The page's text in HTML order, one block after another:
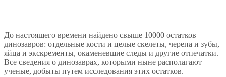
До настоящего времени найдено свыше 10000 остатков
динозавров: отдельные кости и целые скелеты, черепа и зубы,
яйца и экскременты, окаменевшие следы и другие отпечатки.
Все сведения о динозаврах, которыми ныне располагают
ученые, добыты путем исследования этих остатков.